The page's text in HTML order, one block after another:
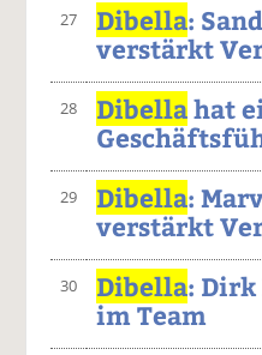
27 Dibella:
verstärkt
28 Dibellahat
29 Dibella:
verstärkt
30 Dibella: Dirk
im Team